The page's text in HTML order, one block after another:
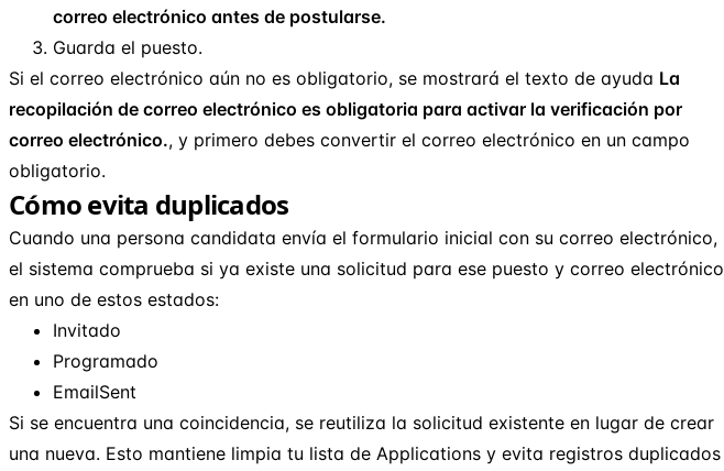
correo electrónico antes de postularse.
Guarda el puesto.
Si el correo electrónico aún no es obligatorio, se mostrará el texto de ayuda La
recopilación de correo electrónico es obligatoria para activar la verificación por
correo electrónico., y primero debes convertir el correo electrónico en un campo
obligatorio.
Cómo evita duplicados
Cuando una persona candidata envía el formulario inicial con su correo electrónico,
el sistema comprueba si ya existe una solicitud para ese puesto y correo electrónico
en uno de estos estados:
Invitado
Programado
EmailSent
Si se encuentra una coincidencia, se reutiliza la solicitud existente en lugar de crear
una nueva. Esto mantiene limpia tu lista de Applications y evita registros duplicados